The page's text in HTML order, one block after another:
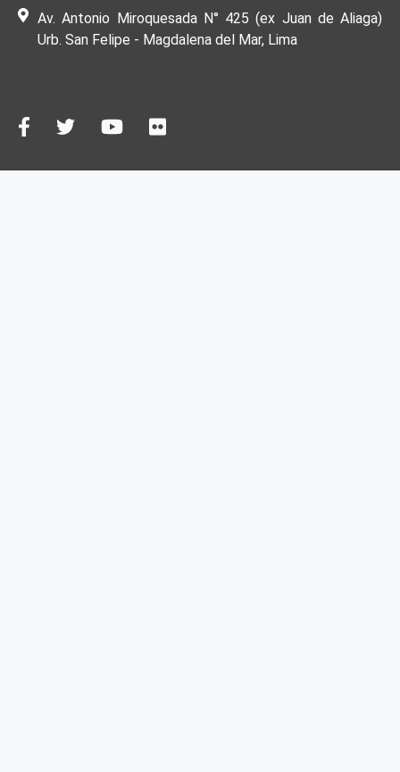
Av. Antonio Miroquesada N° 425 (ex Juan de Aliaga)
Urb. San Felipe - Magdalena del Mar, Lima